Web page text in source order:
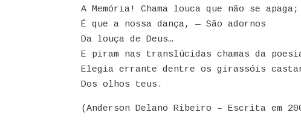
A Memória! Chama louca que não se apaga;
É que a nossa dança, — São adornos
Da louça de Deus…
E piram nas translúcidas chamas da
Elegia errante dentre os girassóis
Dos olhos teus.
(Anderson Delano Ribeiro – Escrita em